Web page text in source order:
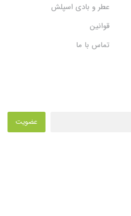
عطر و بادی اسپلش
قوانین
تماس با ما
عضویت